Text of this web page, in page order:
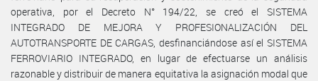
operativa, por el Decreto N° 194/22, se creó el SISTEMA
INTEGRADO DE MEJORA Y PROFESIONALIZACIÓN DEL
AUTOTRANSPORTE DE CARGAS, desfinanciándose así el SISTEMA
FERROVIARIO INTEGRADO, en lugar de efectuarse un análisis
razonable y distribuir de manera equitativa la asignación modal que